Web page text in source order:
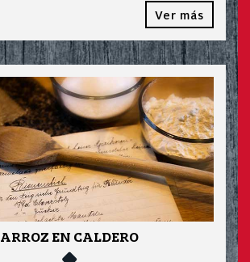
Ver más
ARROZ EN CALDERO